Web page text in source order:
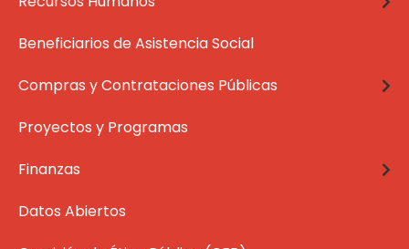
Beneficiarios de Asistencia Social
Compras y Contrataciones Públicas
Proyectos y Programas
Finanzas
Datos Abiertos